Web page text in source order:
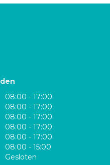
08:00 - 17:00
08:00 - 17:00
08:00 - 17:00
08:00 - 17:00
08:00 - 17:00
08:00 - 15:00
Gesloten